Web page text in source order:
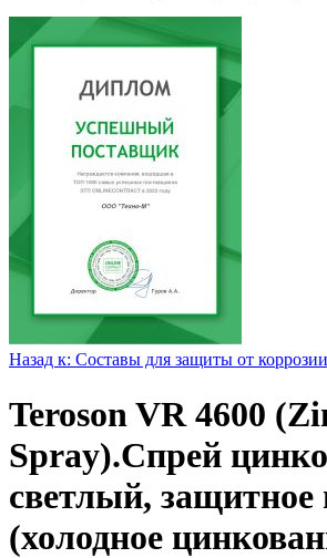
Назад к: Составы для защиты от
Teroson VR 4600
Spray).Спрей
светлый,
(холодное